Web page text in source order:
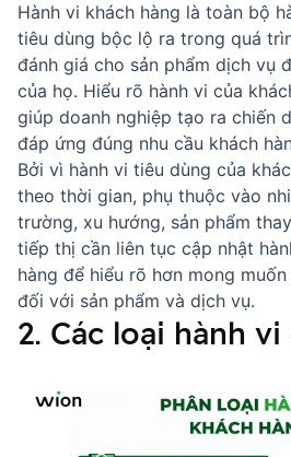
Hành vi khách hàng là toàn bộ
tiêu dùng bộc lộ ra trong quá
đánh giá cho sản phẩm dịch vụ
của họ. Hiểu rõ hành vi của
giúp doanh nghiệp tạo ra chiến
đáp ứng đúng nhu cầu khách
Bởi vì hành vi tiêu dùng của
theo thời gian, phụ thuộc vào
trường, xu hướng, sản phẩm
tiếp thị cần liên tục cập nhật
hàng để hiểu rõ hơn mong
đối với sản phẩm và dịch vụ.
2. Các loại hành